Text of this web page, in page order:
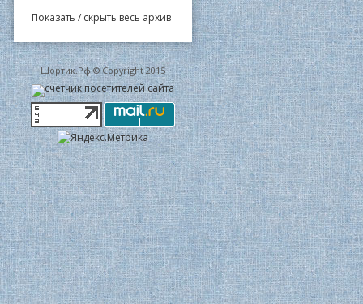
Показать / скрыть весь архив
Шортик.Рф © Copyright 2015